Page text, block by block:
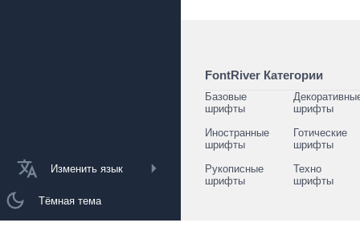
Изменить язык
Тёмная тема
FontRiver Категории
Базовые
шрифты
шрифты
Иностранные
шрифты
Готические
шрифты
Рукописные
шрифты
Техно
шрифты